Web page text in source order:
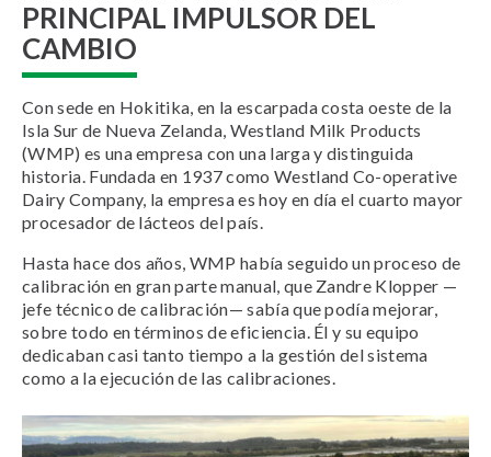
PRINCIPAL IMPULSOR DEL
CAMBIO
Con sede en Hokitika, en la escarpada costa oeste de la
Isla Sur de Nueva Zelanda, Westland Milk Products
(WMP) es una empresa con una larga y distinguida
historia. Fundada en 1937 como Westland Co-operative
Dairy Company, la empresa es hoy en día el cuarto mayor
procesador de lácteos del país.
Hasta hace dos años, WMP había seguido un proceso de
calibración en gran parte manual, que Zandre Klopper —
jefe técnico de calibración— sabía que podía mejorar,
sobre todo en términos de eficiencia. Él y su equipo
dedicaban casi tanto tiempo a la gestión del sistema
como a la ejecución de las calibraciones.